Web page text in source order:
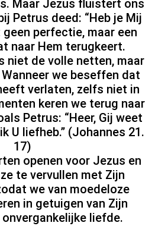
Maar Jezus fluistert ons
Petrus deed: “Heb je Mij
perfectie, maar een
naar Hem terugkeert.
niet de volle netten, maar
we beseffen dat
verlaten, zelfs niet in
keren we terug naar
Petrus: “Heer, Gij weet
U liefheb.” (Johannes 21.
17)
openen voor Jezus en
te vervullen met Zijn
we van moedeloze
in getuigen van Zijn
liefde.